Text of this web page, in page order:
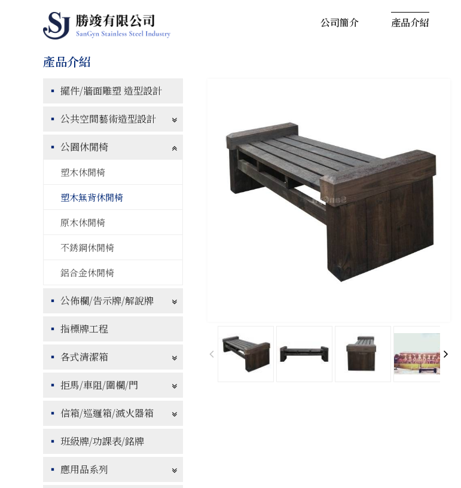
公司簡介 產品介紹
擺件/牆面雕塑 造型設計
公共空間藝術造型設計
公園休閒椅
塑木休閒椅
塑木無背休閒椅
原木休閒椅
不銹鋼休閒椅
鋁合金休閒椅
公佈欄/告示牌/解說牌
指標牌工程
各式清潔箱
拒馬/車阻/圍欄/門
信箱/巡邏箱/滅火器箱
班級牌/功課表/銘牌
應用品系列